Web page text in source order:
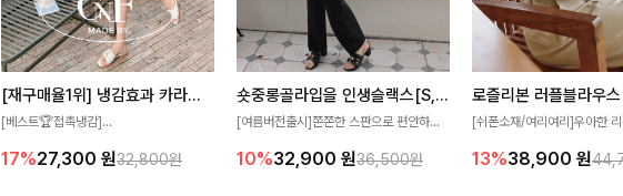
[재구매율1위] 냉감효과 카라니트
[베스트🏆접촉냉감]
고 가벼운 소재감으로 여름에도 시원하게
17%27,300 원32,800원
숏중롱골라입을 인생슬랙스[S,M,L,XL사이즈]
[여름버전출시]쫀쫀한 스판으로 편안하게
숏·기본·롱 기장과 와이드·부츠컷 핏까지 취
10%32,900 원36,500원
로즐리본 러플블라우스
[쉬폰소재/여리여리]우아한
분위기를 더해주는 블라우스
13%38,900 원